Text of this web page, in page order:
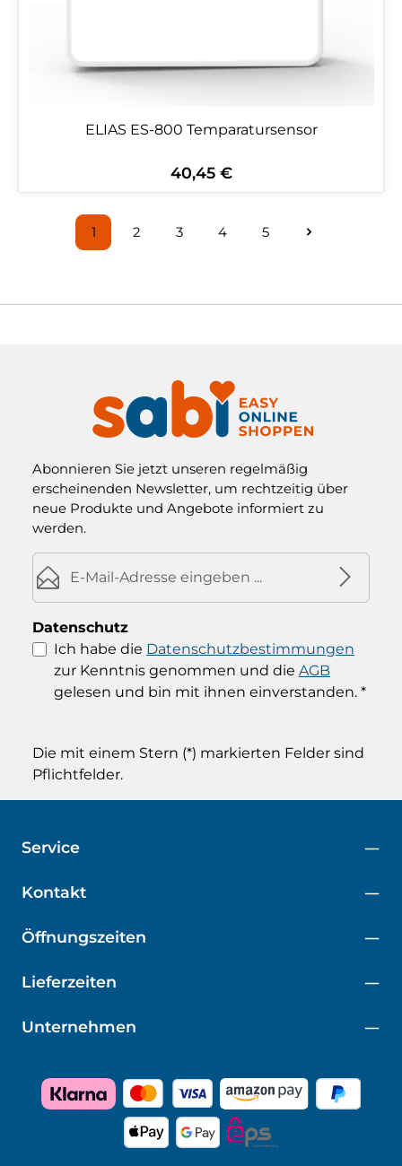
ELIAS ES-800 Temparatursensor
Regulärer Preis:
40,45 €
Seite
1
Seite
2
Seite
3
Seite
4
Seite
5
Abonnieren Sie jetzt unseren regelmäßig
erscheinenden Newsletter, um rechtzeitig über
neue Produkte und Angebote informiert zu
werden.
E-Mail-Adresse*
Datenschutz
Ich habe die Datenschutzbestimmungen
zur Kenntnis genommen und die AGB
gelesen und bin mit ihnen einverstanden. *
Die mit einem Stern (*) markierten Felder sind
Pflichtfelder.
Kontakt
Öffnungszeiten
Service
Unternehmen
Lieferzeiten